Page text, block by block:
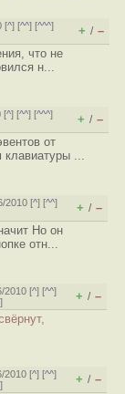
[^] [^^] [^^^]
+ / –
что не
н...
[^] [^^] [^^^]
+ / –
от
клавиатуры ...
2010 [^] [^^]
+ / –
Но он
отн...
2010 [^] [^^]
] + / –
2010 [^] [^^]
] + / –